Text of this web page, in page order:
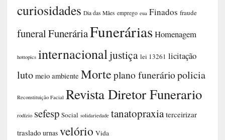
curiosidades Dia das Mães emprego eua Finados fraude
funeralFuneráriaFuneráriasHomenagem
hottopics internacionaljustiça lei 13261 licitação
luto meio ambiente Morteplano funeráriopolicia
Reconstituição Facial Revista Diretor Funerario
rodízio sefesp Social solidariedade tanatopraxia terceirizar
traslado urnas velório Vida